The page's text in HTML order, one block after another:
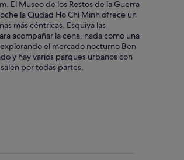
El Museo de los Restos de la Guerra
la Ciudad Ho Chi Minh ofrece un
más céntricas. Esquiva las
acompañar la cena, nada como una
el mercado nocturno Ben
y hay varios parques urbanos con
por todas partes.